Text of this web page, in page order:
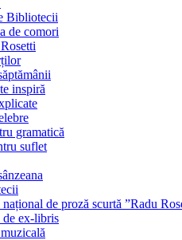
Bibliotecii
de comori
inspiră
gramatică
suflet
de proză scurtă ”Radu
ex-libris